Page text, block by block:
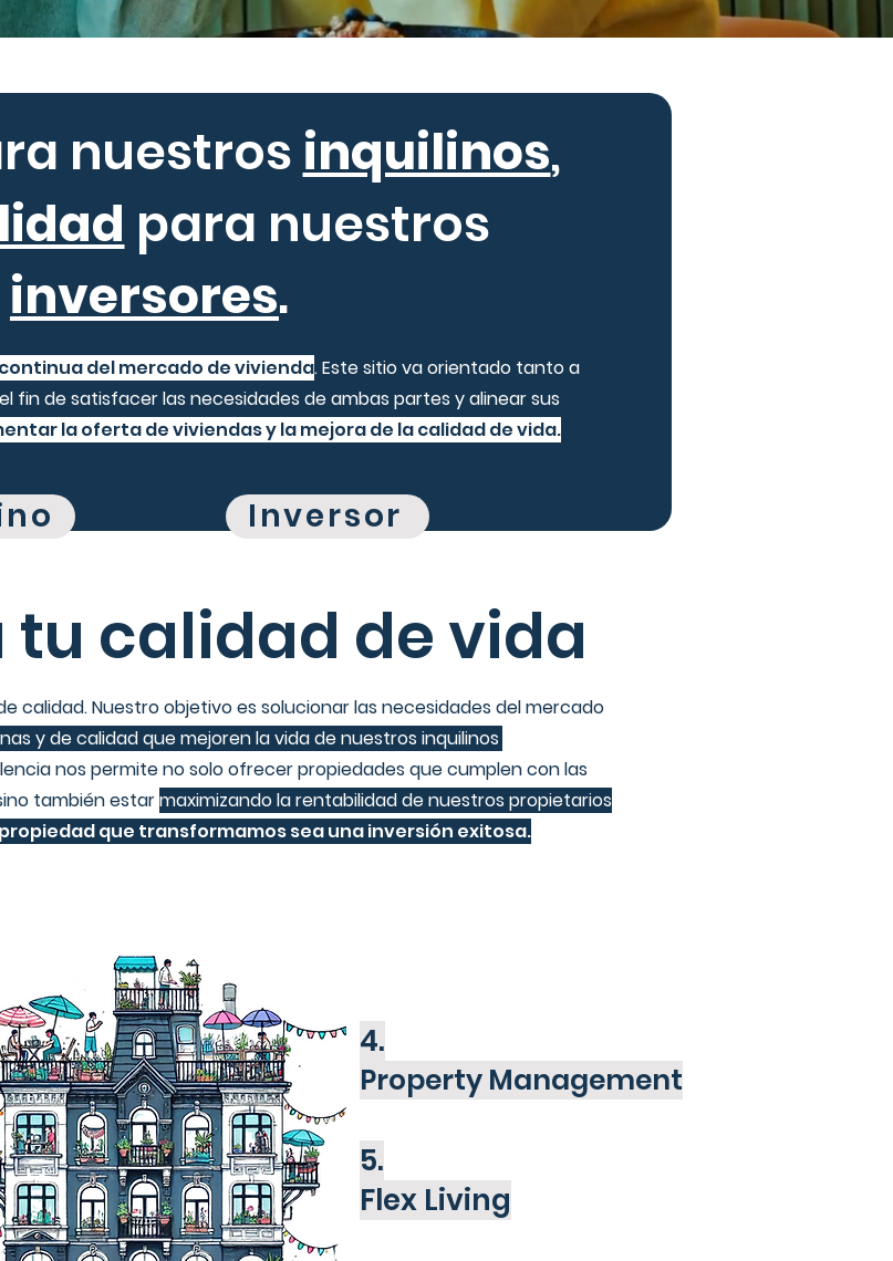
nuestros inquilinos,
para nuestros
inversores.
del mercado de vivienda.Este sitio va orientado tanto a
fin de satisfacer las necesidades de ambas partes y alinear sus
la oferta de viviendas y la mejora de la calidad de vida.
Inversor
calidad de vida
calidad. Nuestro objetivo es solucionar las necesidades del mercado
y de calidad que mejoren la vida de nuestros inquilinos
nos permite no solo ofrecer propiedades que cumplen con las
también estarmaximizando la rentabilidad de nuestros propietarios
que transformamos sea una inversión exitosa.
4.
Property Management
5.
Flex Living